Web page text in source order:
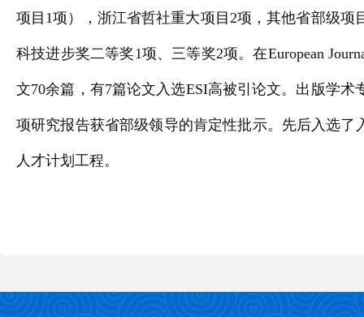
项目1项），浙江省哲社重大项目2项，其他省部级
科技进步奖二等奖1项、三等奖2项。在European
文70余篇，有7篇论文入选ESI高被引论文。出版学
项研究报告获省部级领导的肯定性批示。先后入选
人才计划工程。